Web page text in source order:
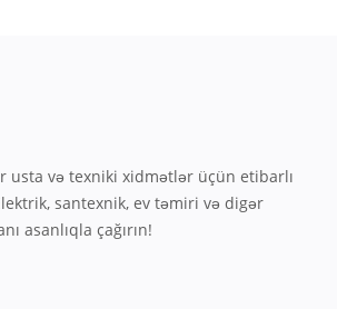
usta və texniki xidmətlər üçün etibarlı
santexnik, ev təmiri və digər
asanlıqla çağırın!